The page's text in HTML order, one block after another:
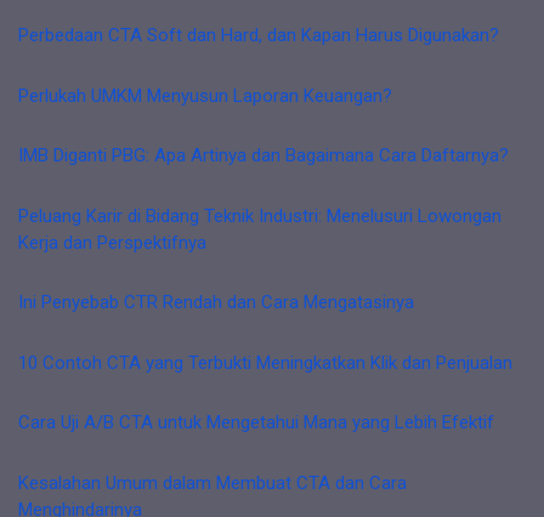
Perbedaan CTA Soft dan Hard, dan Kapan Harus Digunakan?
Perlukah UMKM Menyusun Laporan Keuangan?
IMB Diganti PBG: Apa Artinya dan Bagaimana Cara Daftarnya?
Peluang Karir di Bidang Teknik Industri: Menelusuri Lowongan
Kerja dan Perspektifnya
Ini Penyebab CTR Rendah dan Cara Mengatasinya
10 Contoh CTA yang Terbukti Meningkatkan Klik dan Penjualan
Cara Uji A/B CTA untuk Mengetahui Mana yang Lebih Efektif
Kesalahan Umum dalam Membuat CTA dan Cara
Menghindarinya